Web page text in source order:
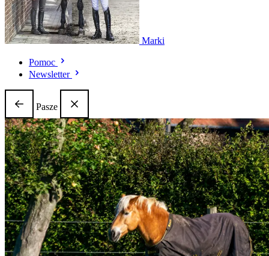
Marki
Pomoc
Newsletter
Pasze